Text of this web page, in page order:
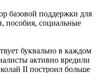
базовой поддержки для
пособия, социальные
буквально в каждом
активно вредили
II построил больше